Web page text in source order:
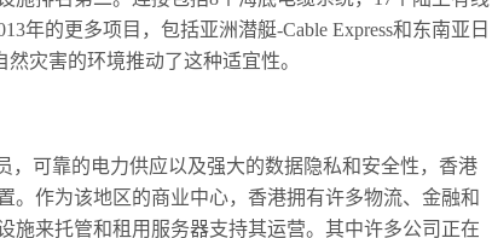
年的更多项目，包括亚洲潜艇-Cable Express和东南亚日
灾害的环境推动了这种适宜性。
可靠的电力供应以及强大的数据隐私和安全性，香港
。作为该地区的商业中心，香港拥有许多物流、金融和
施来托管和租用服务器支持其运营。其中许多公司正在